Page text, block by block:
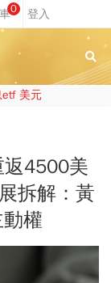
0
etf 美元
4500美
拆解：黃
權